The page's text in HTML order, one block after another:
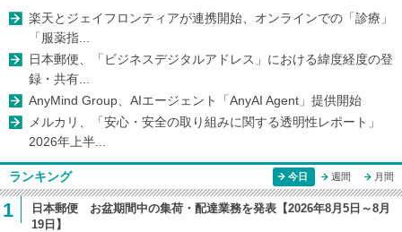
楽天とジェイフロンティアが連携開始、オンラインでの「診療」
「服薬指...
日本郵便、「ビジネスデジタルアドレス」における緯度経度の登
録・共有...
AnyMind Group、AIエージェント「AnyAI Agent」提供開始
メルカリ、「安心・安全の取り組みに関する透明性レポート」
2026年上半...
ランキング 今日 週間 月間
1
日本郵便 お盆期間中の集荷・配達業務を発表【2026年8月5日～8月
19日】